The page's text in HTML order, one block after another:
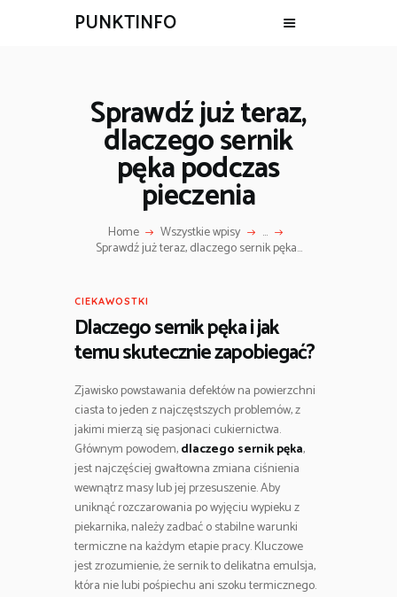
PUNKTINFO
Sprawdź już teraz,
dlaczego sernik
pęka podczas
pieczenia
Home Wszystkie wpisy ...
Sprawdź już teraz, dlaczego sernik pęka...
CIEKAWOSTKI
Dlaczego sernik pęka i jak
temu skutecznie zapobiegać?
Zjawisko powstawania defektów na powierzchni
ciasta to jeden z najczęstszych problemów, z
jakimi mierzą się pasjonaci cukiernictwa.
Głównym powodem,dlaczego sernik pęka,
jest najczęściej gwałtowna zmiana ciśnienia
wewnątrz masy lub jej przesuszenie. Aby
uniknąć rozczarowania po wyjęciu wypieku z
piekarnika, należy zadbać o stabilne warunki
termiczne na każdym etapie pracy. Kluczowe
jest zrozumienie, że sernik to delikatna emulsja,
która nie lubi pośpiechu ani szoku termicznego.